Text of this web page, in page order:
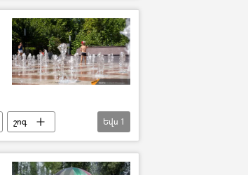
շոգ
Եվս 1